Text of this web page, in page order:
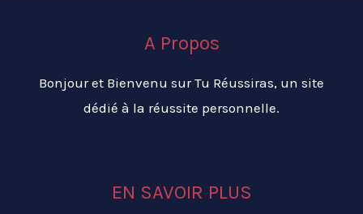
A Propos
Bonjour et Bienvenu sur Tu Réussiras, un site
dédié à la réussite personnelle.
EN SAVOIR PLUS